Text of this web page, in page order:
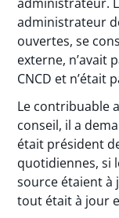
administrateur
ouvertes, se
externe, n’avait
CNCD et n’était
Le contribuable
conseil, il a
était président
quotidiennes, si
source étaient à
tout était à jour